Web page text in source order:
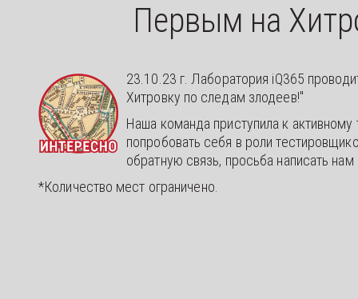
Первым на
23.10.23 г. Лаборатория iQ365
Хитровку по следам злодеев!"
Наша команда приступила к
попробовать себя в роли
обратную связь, просьба написать нам
*Количество мест ограничено.